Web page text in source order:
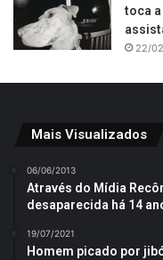
toca
22/
Mais Visualizados
06/06/2013
Através do Mídia
desaparecida há 14
19/07/2021
Homem picado por